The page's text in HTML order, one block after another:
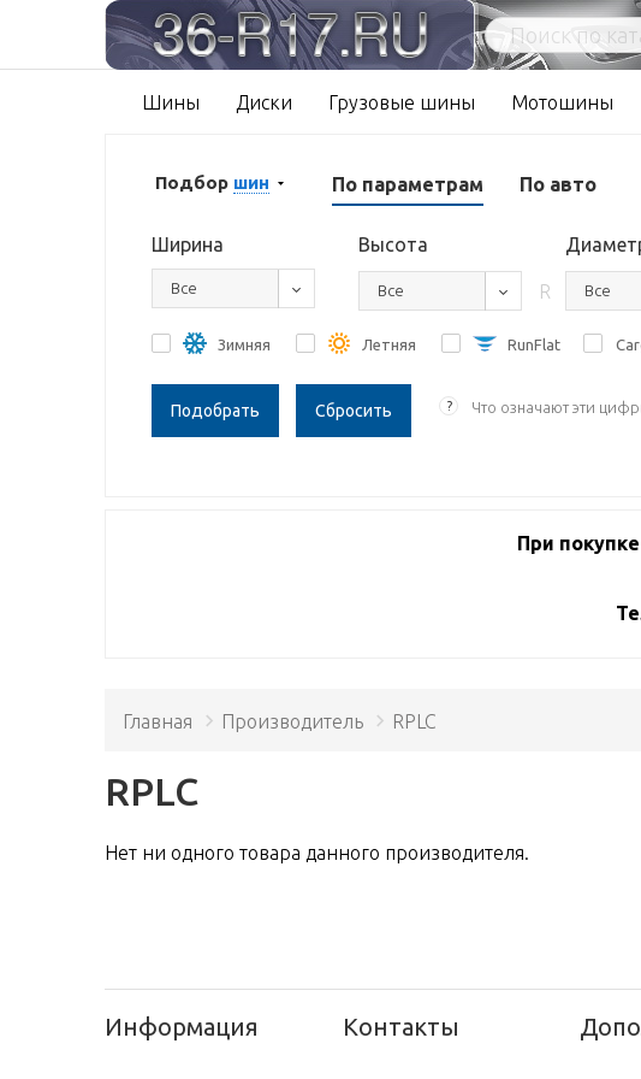
Шины Диски Грузовые шины Мотошины
По параметрам По авто
Подбор шин
Ширина
Все
Высота
Все R Все
Зимняя Летняя RunFlat
Сбросить ? Что означают эти
При
Главная Производитель RPLC
RPLC
Нет ни одного товара данного производителя.
Информация Контакты